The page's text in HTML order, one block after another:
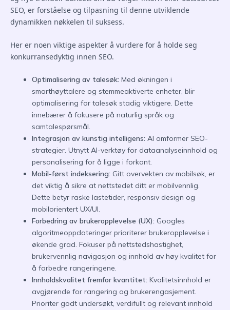
SEO, er forståelse og tilpasning til denne utviklende
dynamikken nøkkelen til suksess.
Her er noen viktige aspekter å vurdere for å holde seg
konkurransedyktig innen SEO.
Optimalisering av talesøk: Med økningen i
smarthøyttalere og stemmeaktiverte enheter, blir
optimalisering for talesøk stadig viktigere. Dette
innebærer å fokusere på naturlig språk og
samtalespørsmål.
Integrasjon av kunstig intelligens: AI omformer SEO-
strategier. Utnytt AI-verktøy for dataanalyseinnhold og
personalisering for å ligge i forkant.
Mobil-først indeksering: Gitt overvekten av mobilsøk, er
det viktig å sikre at nettstedet ditt er mobilvennlig.
Dette betyr raske lastetider, responsiv design og
mobilorientert UX/UI.
Forbedring av brukeropplevelse (UX): Googles
algoritmeoppdateringer prioriterer brukeropplevelse i
økende grad. Fokuser på nettstedshastighet,
brukervennlig navigasjon og innhold av høy kvalitet for
å forbedre rangeringene.
Innholdskvalitet fremfor kvantitet: Kvalitetsinnhold er
avgjørende for rangering og brukerengasjement.
Prioriter godt undersøkt, verdifullt og relevant innhold